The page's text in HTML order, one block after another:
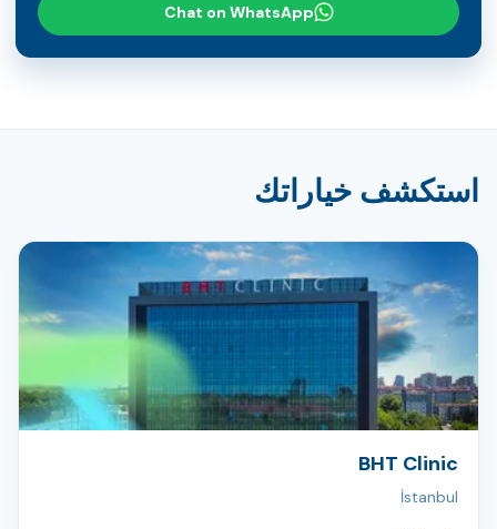
Chat on WhatsApp
استكشف خياراتك
BHT Clinic
İstanbul